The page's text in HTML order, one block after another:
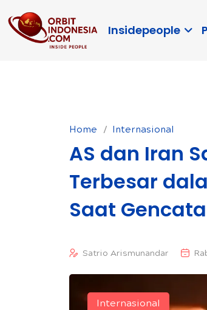
Insidepeople
Home Internasional
AS dan Iran
Terbesar
Saat
Satrio Arismunandar
Internasional